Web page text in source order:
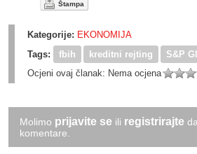
Štampa
Kategorije: EKONOMIJA
Tags:
fbih kreditni rejting
S&P
Ocjeni ovaj članak: Nema ocjena
Molimo prijavite se ili registrirajte
komentare.